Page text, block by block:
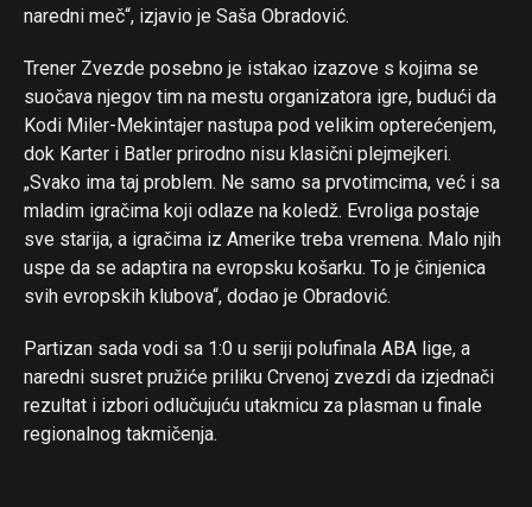
naredni meč“, izjavio je Saša Obradović.
Trener Zvezde posebno je istakao izazove s kojima se
suočava njegov tim na mestu organizatora igre, budući da
Kodi Miler-Mekintajer nastupa pod velikim opterećenjem,
dok Karter i Batler prirodno nisu klasični plejmejkeri.
„Svako ima taj problem. Ne samo sa prvotimcima, već i sa
mladim igračima koji odlaze na koledž. Evroliga postaje
sve starija, a igračima iz Amerike treba vremena. Malo njih
uspe da se adaptira na evropsku košarku. To je činjenica
svih evropskih klubova“, dodao je Obradović.
Partizan sada vodi sa 1:0 u seriji polufinala ABA lige, a
naredni susret pružiće priliku Crvenoj zvezdi da izjednači
rezultat i izbori odlučujuću utakmicu za plasman u finale
regionalnog takmičenja.